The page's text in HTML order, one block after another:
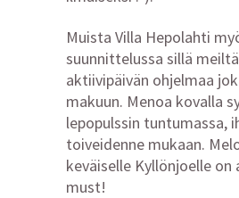
Muista Villa Hepolahti
suunnittelussa sillä
aktiivipäivän ohjelmaa
makuun. Menoa kovalla
lepopulssin tuntumassa,
toiveidenne mukaan.
keväiselle Kyllönjoelle on
must!